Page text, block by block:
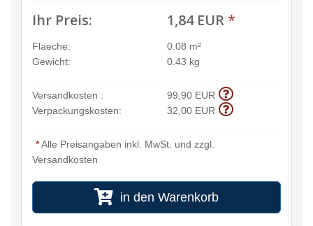
Ihr Preis: 1,84 EUR*
Flaeche:
0.08 m²
Gewicht:
0.43 kg
Versandkosten :
99,90 EUR
Verpackungskosten:
32,00 EUR
*Alle Preisangaben inkl. MwSt. und zzgl.
Versandkosten
in den Warenkorb